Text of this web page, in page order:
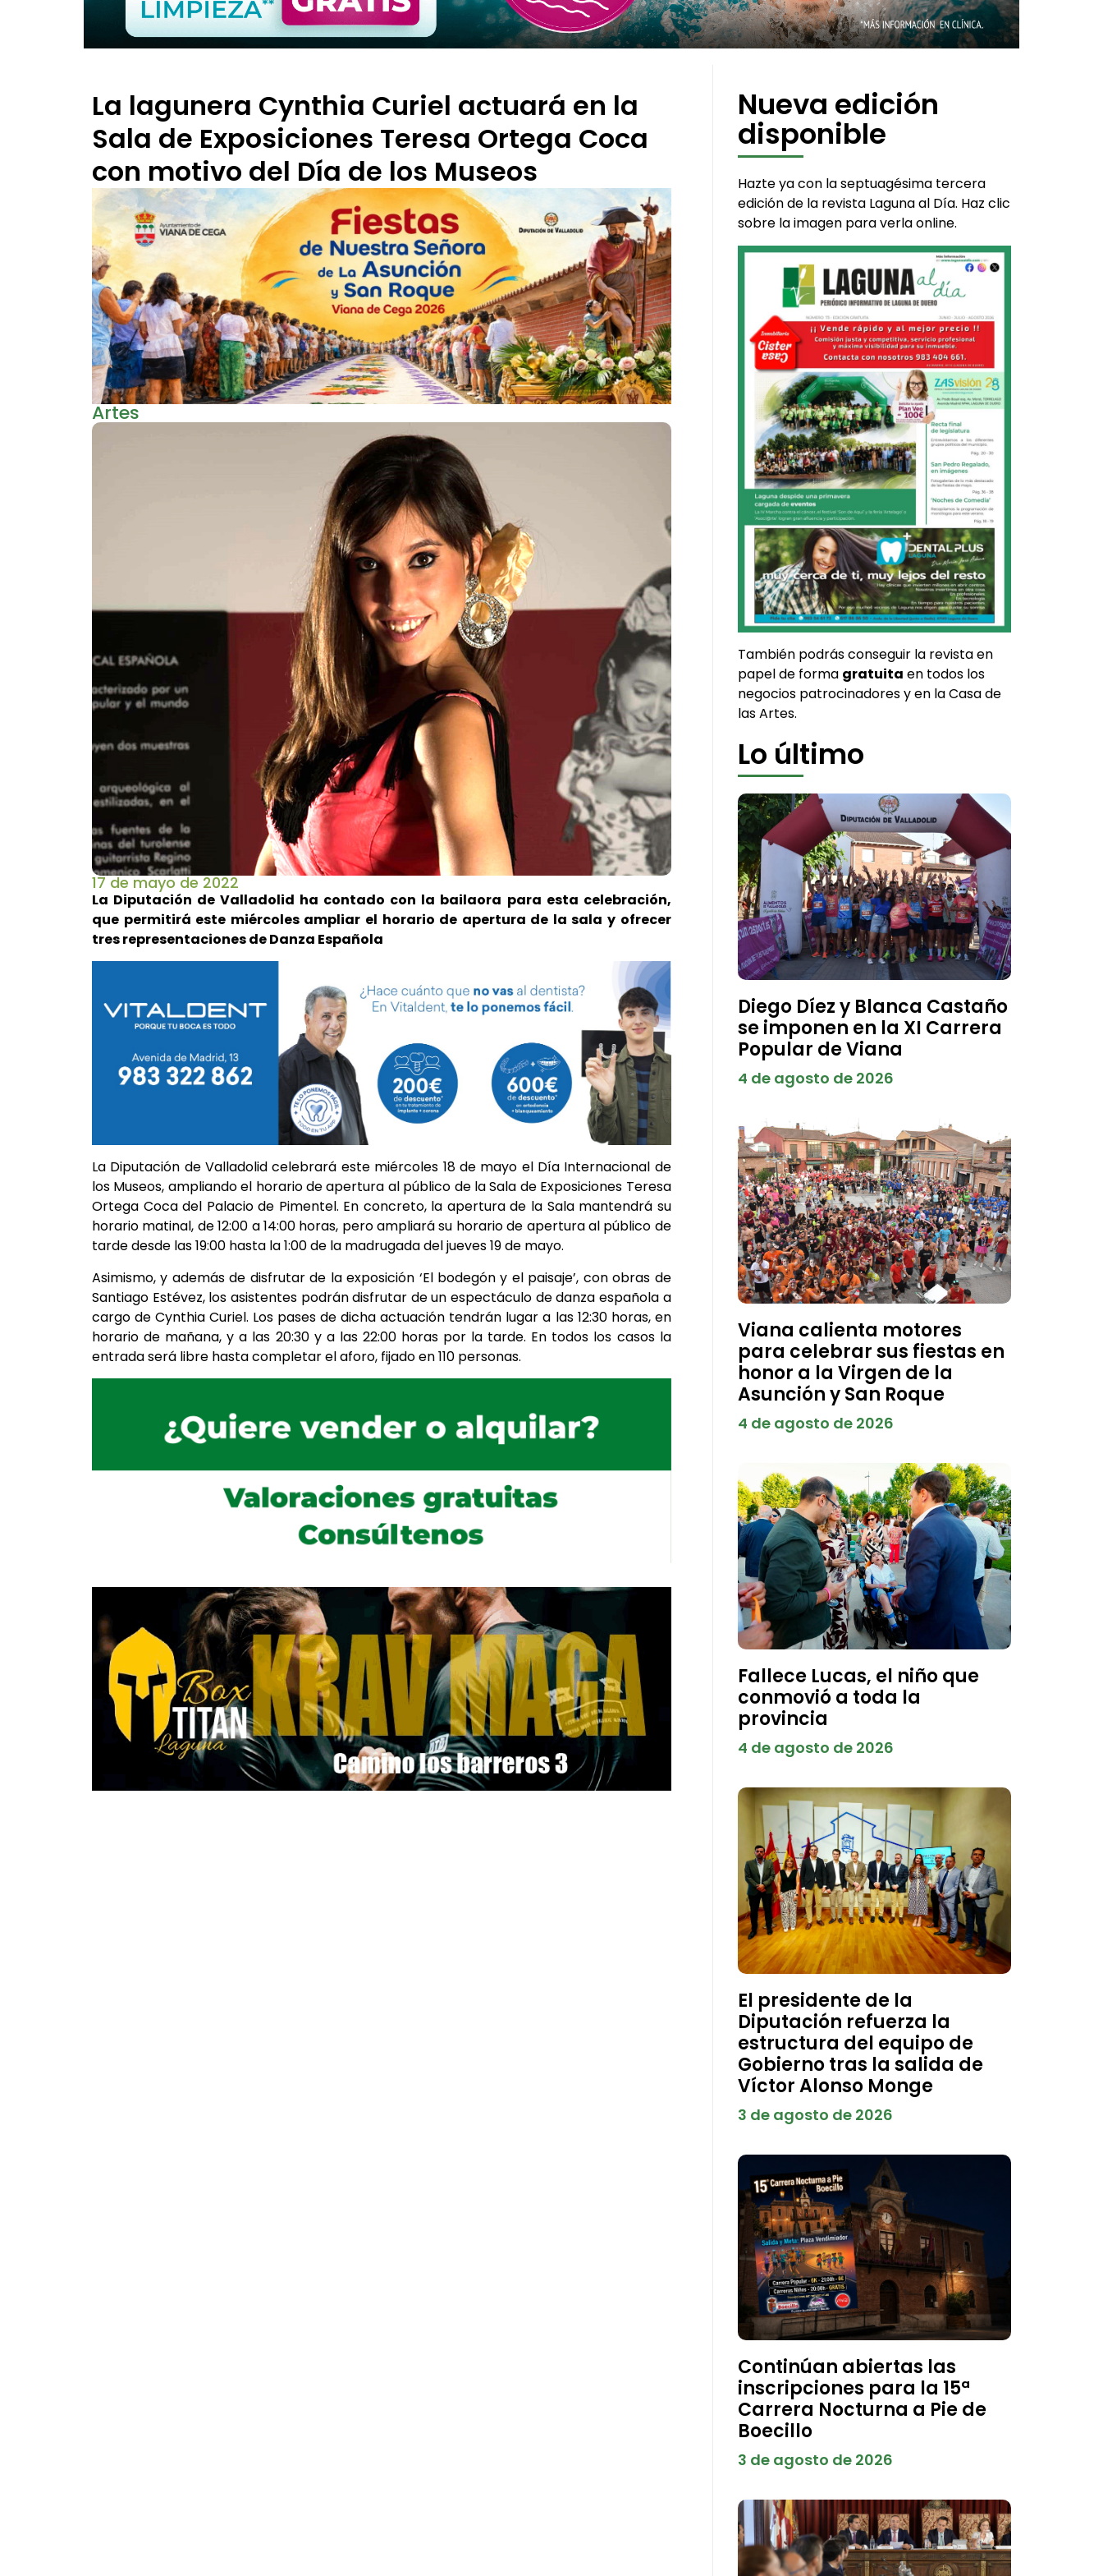
La lagunera Cynthia Curiel actuará en la
Sala de Exposiciones Teresa Ortega Coca
con motivo del Día de los Museos
Artes
17 de mayo de 2022
La Diputación de Valladolid ha contado con la bailaora para esta celebración,
que permitirá este miércoles ampliar el horario de apertura de la sala y ofrecer
tres representaciones de Danza Española
La Diputación de Valladolid celebrará este miércoles 18 de mayo el Día Internacional de
los Museos, ampliando el horario de apertura al público de la Sala de Exposiciones Teresa
Ortega Coca del Palacio de Pimentel. En concreto, la apertura de la Sala mantendrá su
horario matinal, de 12:00 a 14:00 horas, pero ampliará su horario de apertura al público de
tarde desde las 19:00 hasta la 1:00 de la madrugada del jueves 19 de mayo.
Asimismo, y además de disfrutar de la exposición ‘El bodegón y el paisaje’, con obras de
Santiago Estévez, los asistentes podrán disfrutar de un espectáculo de danza española a
cargo de Cynthia Curiel. Los pases de dicha actuación tendrán lugar a las 12:30 horas, en
horario de mañana, y a las 20:30 y a las 22:00 horas por la tarde. En todos los casos la
entrada será libre hasta completar el aforo, fijado en 110 personas.
Nueva edición
disponible
Hazte ya con la septuagésima tercera
edición de la revista Laguna al Día. Haz clic
sobre la imagen para verla online.
También podrás conseguir la revista en
papel de forma gratuita en todos los
negocios patrocinadores y en la Casa de
las Artes.
Lo último
Diego Díez y Blanca Castaño
se imponen en la XI Carrera
Popular de Viana
4 de agosto de 2026
Viana calienta motores
para celebrar sus fiestas en
honor a la Virgen de la
Asunción y San Roque
4 de agosto de 2026
Fallece Lucas, el niño que
conmovió a toda la
provincia
4 de agosto de 2026
El presidente de la
Diputación refuerza la
estructura del equipo de
Gobierno tras la salida de
Víctor Alonso Monge
3 de agosto de 2026
Continúan abiertas las
inscripciones para la 15ª
Carrera Nocturna a Pie de
Boecillo
3 de agosto de 2026